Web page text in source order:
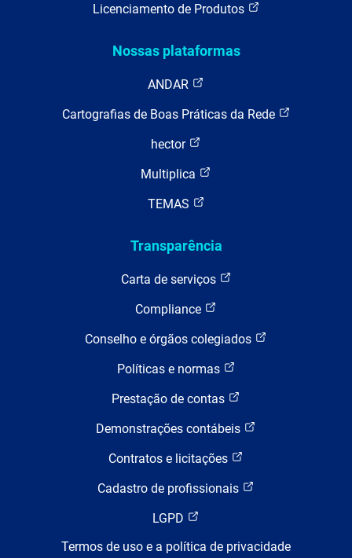
Licenciamento de Produtos
Nossas plataformas
ANDAR
Cartografias de Boas Práticas da Rede
hector
Multiplica
TEMAS
Transparência
Carta de serviços
Compliance
Conselho e órgãos colegiados
Políticas e normas
Prestação de contas
Demonstrações contábeis
Contratos e licitações
Cadastro de profissionais
LGPD
Termos de uso e a política de privacidade